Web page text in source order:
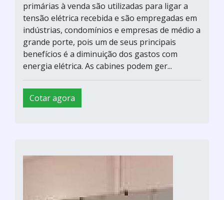
primárias à venda são utilizadas para ligar a
tensão elétrica recebida e são empregadas em
indústrias, condomínios e empresas de médio a
grande porte, pois um de seus principais
benefícios é a diminuição dos gastos com
energia elétrica. As cabines podem ger...
Cotar agora